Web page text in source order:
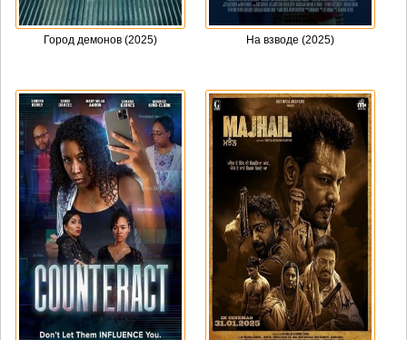
Город демонов (2025) На взводе (2025)